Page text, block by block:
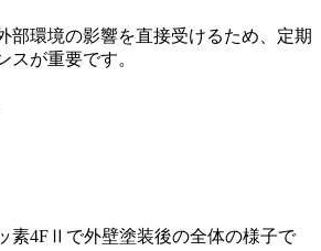
部環境の影響を直接受けるため、定期
スが重要です。
素4FⅡで外壁塗装後の全体の様子で